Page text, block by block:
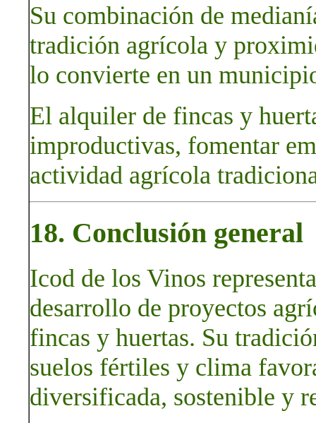
Su combinación de
tradición agrícola y
lo convierte en un
El alquiler de fincas y
improductivas, fomentar
actividad agrícola
18. Conclusión general
Icod de los Vinos
desarrollo de proyectos
fincas y huertas. Su
suelos fértiles y clima
diversificada, sostenible y